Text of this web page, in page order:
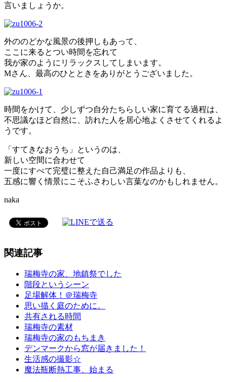
言いましょうか。
外ののどかな風景の後押しもあって、
ここに来るとつい時間を忘れて
我が家のようにリラックスしてしまいます。
Mさん、最高のひとときをありがとうございました。
時間をかけて、少しずつ自分たちらしい家に育てる過程は、
不思議なほど自然に、訪れた人を居心地よくさせてくれるよ
うです。
「すてきなおうち」というのは、
新しい空間に合わせて
一度にすべて完璧に整えた自己満足の作品よりも、
五感に響く情景にこそふさわしい言葉なのかもしれません。
naka
関連記事
瑞梅寺の家、地鎮祭でした
階段というシーン
足場解体！＠瑞梅寺
思い描く庭のために。
共有される時間
瑞梅寺の素材
瑞梅寺の家のもちまき
デンマークから窓が届きました！
生活感の撮影☆
魔法瓶断熱工事、始まる